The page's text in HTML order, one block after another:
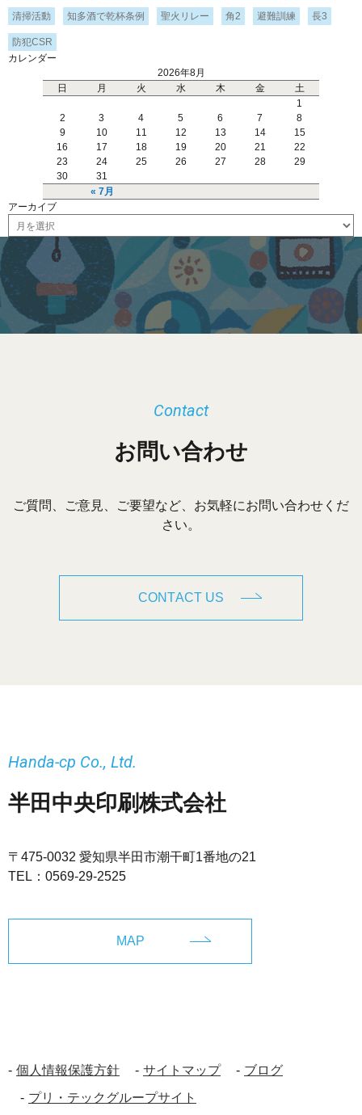
清掃活動 知多酒で乾杯条例 聖火リレー 角2 避難訓練 長3
防犯CSR
カレンダー
2026年8月
日
月 火 水 木 金 土
« 7月
1
2
3 4 5 6 7
8
9
10 11 12 13 14
15
16
17 18 19 20 21
22
23
24 25 26 27 28
29
30
31
アーカイブ
ー
イ
ブ
お問い合わせ
Contact
ご質問、ご意見、ご要望など、お気軽にお問い合わせくだ
さい。
CONTACT US
半田中央印刷株式会社
Handa-cp Co., Ltd.
〒475-0032 愛知県半田市潮干町1番地の21
TEL： 0569-29-2525
MAP
個人情報保護方針 サイトマップ
ブログ
プリ・テックグループサイト